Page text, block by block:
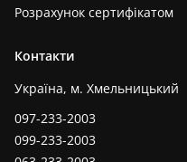
Розрахунок сертифікатом
Контакти
Україна, м. Хмельницький
097-233-2003
099-233-2003